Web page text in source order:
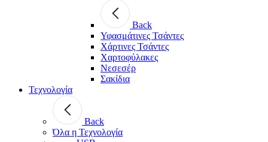
Back
Υφασμάτινες Τσάντες
Χάρτινες Τσάντες
Χαρτοφύλακες
Νεσεσέρ
Σακίδια
Τεχνολογία
Back
Όλα η Τεχνολογία